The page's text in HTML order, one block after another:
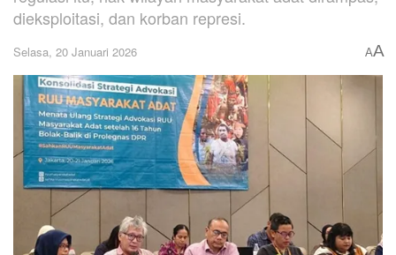
dieksploitasi, dan korban represi.
Selasa, 20 Januari 2026 AA